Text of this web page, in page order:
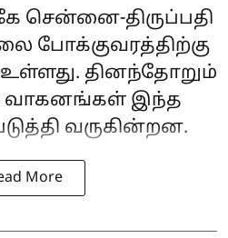
சென்னை-திருப்பதி
போக்குவரத்திற்கு
தினந்தோறும்
இந்த
வருகின்றன.
More